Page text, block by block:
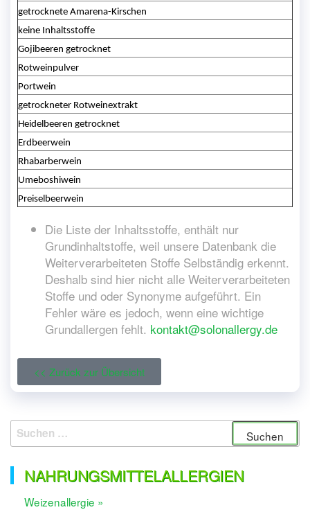
getrocknete Amarena-Kirschen
keine Inhaltsstoffe
Gojibeeren getrocknet
Rotweinpulver
Portwein
getrockneter Rotweinextrakt
Heidelbeeren getrocknet
Erdbeerwein
Rhabarberwein
Umeboshiwein
Preiselbeerwein
Die Liste der Inhaltsstoffe, enthält nur
Grundinhaltstoffe, weil unsere Datenbank die
Weiterverarbeiteten Stoffe Selbständig erkennt.
Deshalb sind hier nicht alle Weiterverarbeiteten
Stoffe und oder Synonyme aufgeführt. Ein
Fehler wäre es jedoch, wenn eine wichtige
Grundallergen fehlt. kontakt@solonallergy.de
<< Zurück zur Übersicht
NAHRUNGSMITTELALLERGIEN
Weizenallergie »